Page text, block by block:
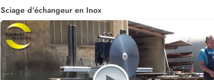
Sciage d'échangeur en Inox